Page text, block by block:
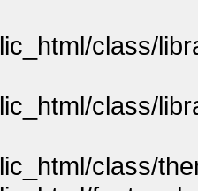
class/
class/
class/